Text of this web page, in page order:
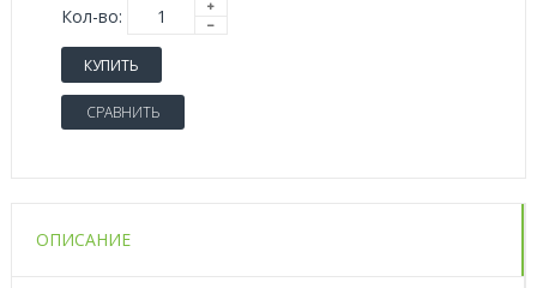
Кол-во:
КУПИТЬ
СРАВНИТЬ
ОПИСАНИЕ